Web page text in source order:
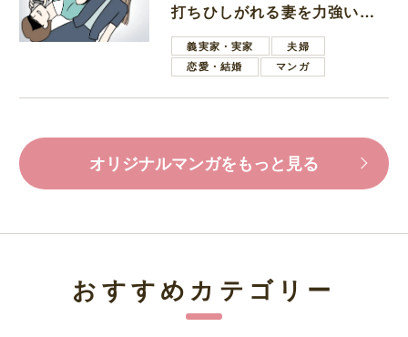
打ちひしがれる妻を力強い言
葉で励ます夫
義実家・実家
夫婦
恋愛・結婚
マンガ
オリジナルマンガをもっと見る
おすすめカテゴリー